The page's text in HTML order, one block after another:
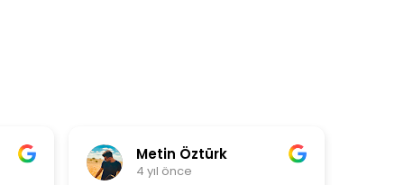
Metin Öztürk
4 yıl önce